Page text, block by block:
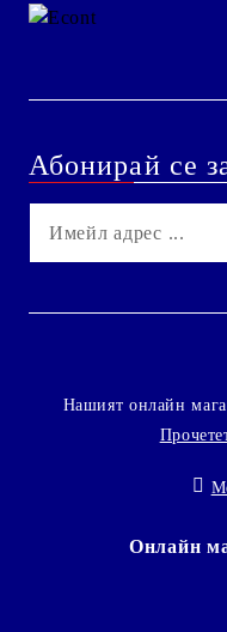
Абонирай се
Нашият онлайн
Онлайн